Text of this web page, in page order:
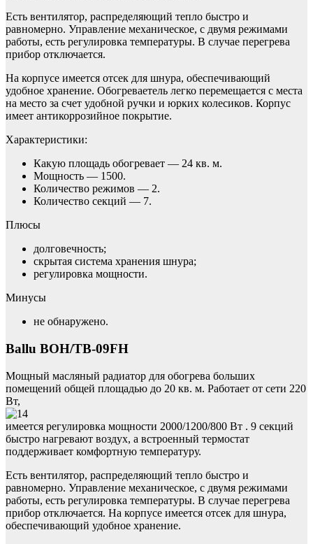
Есть вентилятор, распределяющий тепло быстро и
равномерно. Управление механическое, с двумя режимами
работы, есть регулировка температуры. В случае перегрева
прибор отключается.
На корпусе имеется отсек для шнура, обеспечивающий
удобное хранение. Обогреваетель легко перемещается с места
на место за счет удобной ручки и юрких колесиков. Корпус
имеет антикоррозийное покрытие.
Характеристики:
Какую площадь обогревает — 24 кв. м.
Мощность — 1500.
Количество режимов — 2.
Количество секций — 7.
Плюсы
долговечность;
скрытая система хранения шнура;
регулировка мощности.
Минусы
не обнаружено.
Ballu BOH/TB-09FH
Мощный масляный радиатор для обогрева больших
помещений общей площадью до 20 кв. м. Работает от сети 220
Вт,
имеется регулировка мощности 2000/1200/800 Вт . 9 секций
быстро нагревают воздух, а встроенный термостат
поддерживает комфортную температуру.
Есть вентилятор, распределяющий тепло быстро и
равномерно. Управление механическое, с двумя режимами
работы, есть регулировка температуры. В случае перегрева
прибор отключается. На корпусе имеется отсек для шнура,
обеспечивающий удобное хранение.